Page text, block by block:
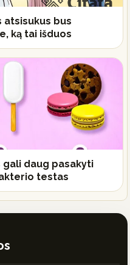
atsisukus bus
ką tai išduos
daug pasakyti
testas